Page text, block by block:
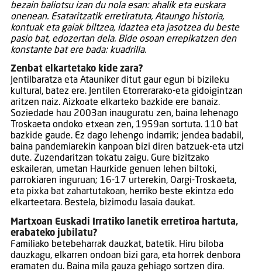
bezain baliotsu izan du nola esan: ahalik eta euskara
onenean. Esataritzatik erretiratuta, Ataungo historia,
kontuak eta gaiak biltzea, idaztea eta jasotzea du beste
pasio bat, edozertan dela. Bide osoan errepikatzen den
konstante bat ere bada: kuadrilla.
Zenbat elkartetako kide zara?
Jentilbaratza eta Atauniker ditut gaur egun bi bizileku
kultural, batez ere. Jentilen Etorrerarako-eta gidoigintzan
aritzen naiz. Aizkoate elkarteko bazkide ere banaiz.
Soziedade hau 2003an inauguratu zen, baina lehenago
Troskaeta ondoko etxean zen, 1959an sortuta. 110 bat
bazkide gaude. Ez dago lehengo indarrik; jendea badabil,
baina pandemiarekin kanpoan bizi diren batzuek-eta utzi
dute. Zuzendaritzan tokatu zaigu. Gure bizitzako
eskaileran, umetan Haurkide genuen lehen biltoki,
parrokiaren inguruan; 16-17 urterekin, Oargi-Troskaeta,
eta pixka bat zahartutakoan, herriko beste ekintza edo
elkarteetara. Bestela, bizimodu lasaia daukat.
Martxoan Euskadi Irratiko lanetik erretiroa hartuta,
erabateko jubilatu?
Familiako betebeharrak dauzkat, batetik. Hiru biloba
dauzkagu, elkarren ondoan bizi gara, eta horrek denbora
eramaten du. Baina mila gauza gehiago sortzen dira.